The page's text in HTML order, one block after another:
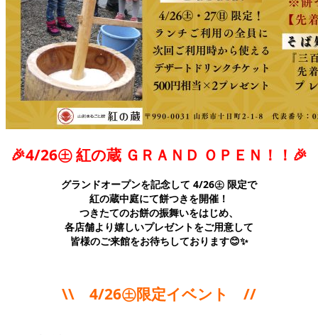
🎉4/26㊏ 紅の蔵 ＧＲＡＮＤ ＯＰＥＮ！！🎉
グランドオープンを記念して 4/26㊏ 限定で
紅の蔵中庭にて餅つきを開催！
つきたてのお餅の振舞いをはじめ、
各店舗より嬉しいプレゼントをご用意して
皆様のご来館をお待ちしております😊✨
\\ 4/26㊏限定イベント //